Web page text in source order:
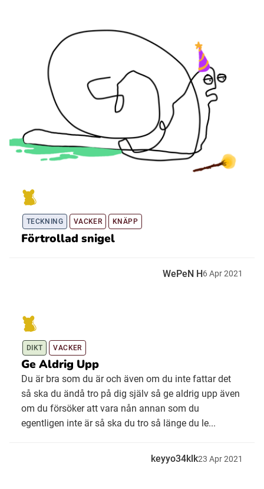
TECKNING VACKER KNÄPP
Förtrollad snigel
WePeN H6Apr2021
DIKT VACKER
Ge Aldrig Upp
Du är bra som du är och även om du inte fattar det
så ska du ändå tro på dig själv så ge aldrig upp även
om du försöker att vara nån annan som du
egentligen inte är så ska du tro så länge du le...
keyyo34klk23 Apr2021